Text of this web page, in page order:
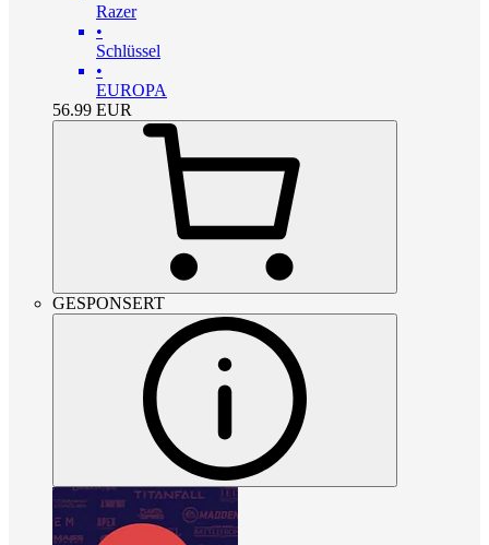
Razer
•
Schlüssel
•
EUROPA
56.99 EUR
GESPONSERT